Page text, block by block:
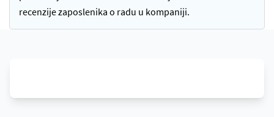
recenzije zaposlenika o radu u kompaniji.